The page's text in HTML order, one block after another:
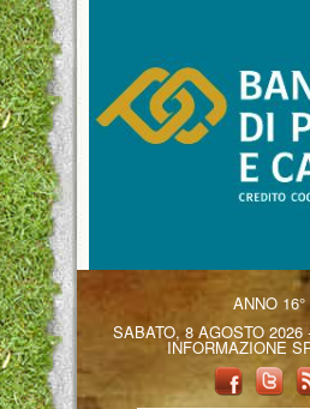
ANNO 16°
SABATO, 8 AGOSTO 2026
INFORMAZIONE